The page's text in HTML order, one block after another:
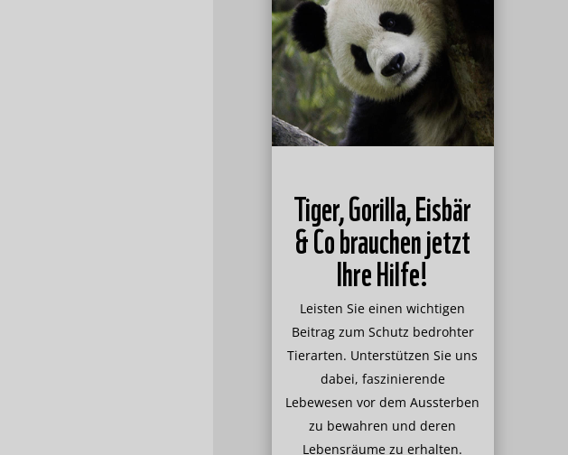
Tiger, Gorilla, Eisbär
& Co brauchen jetzt
Ihre Hilfe!
Leisten Sie einen wichtigen
Beitrag zum Schutz bedrohter
Tierarten. Unterstützen Sie uns
dabei, faszinierende
Lebewesen vor dem Aussterben
zu bewahren und deren
Lebensräume zu erhalten.